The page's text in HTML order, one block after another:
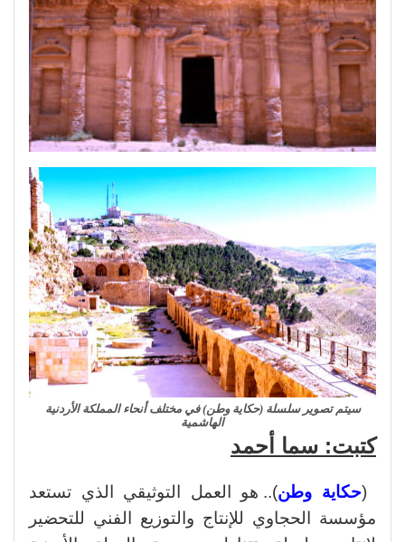
سيتم تصوير سلسلة (حكاية وطن) في مختلف أنحاء المملكة الأردنية
الهاشمية
كتبت: سما أحمد
(حكاية وطن).. هو العمل التوثيقي الذي تستعد
مؤسسة الحجاوي للإنتاج والتوزيع الفني للتحضير